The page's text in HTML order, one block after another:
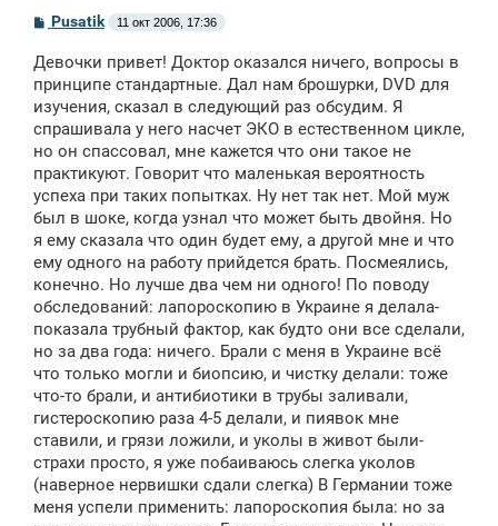
С
о
б
щ
е
н
и
Pusatik 11 окт 2006, 17:36
Девочки привет! Доктор оказался ничего, вопросы в
принципе стандартные. Дал нам брошурки, DVD для
изучения, сказал в следующий раз обсудим. Я
спрашивала у него насчет ЭКО в естественном цикле,
но он спассовал, мне кажется что они такое не
практикуют. Говорит что маленькая вероятность
успеха при таких попытках. Ну нет так нет. Мой муж
был в шоке, когда узнал что может быть двойня. Но
я ему сказала что один будет ему, а другой мне и что
ему одного на работу прийдется брать. Посмеялись,
конечно. Но лучше два чем ни одного! По поводу
обследований: лапороскопию в Украине я делала-
показала трубный фактор, как будто они все сделали,
но за два года: ничего. Брали с меня в Украине всё
что только могли и биопсию, и чистку делали: тоже
что-то брали, и антибиотики в трубы заливали,
гистероскопию раза 4-5 делали, и пиявок мне
ставили, и грязи ложили, и уколы в живот были-
страхи просто, я уже побаиваюсь слегка уколов
(наверное нервишки сдали слегка) В Германии тоже
меня успели применить: лапороскопия была: но за